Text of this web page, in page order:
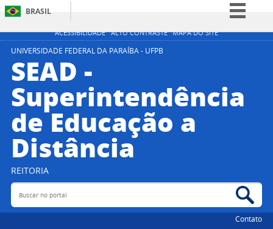
ACESSIBILIDADE ALTO CONTRASTE MAPA DO SITE
BRASIL
Simplifique!
Acesso à informação
Legislação
Canais
UNIVERSIDADE FEDERAL DA PARAÍBA - UFPB
SEAD -
Superintendência
de Educação a
Distância
REITORIA
Buscar no portal
Contato